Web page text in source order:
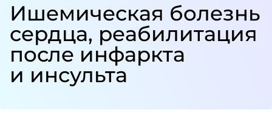
Ише­ми­че­с­кая болезнь
сердца, ре­а­би­ли­та­ция
после инфаркта
и инсульта